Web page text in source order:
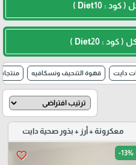
دايت قهوة التنحيف ونسكافيه
معكرونة + أرز + بذور صحية دايت
favorite_border -13%